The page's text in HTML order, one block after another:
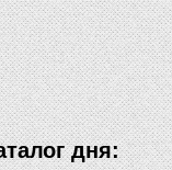
дня: